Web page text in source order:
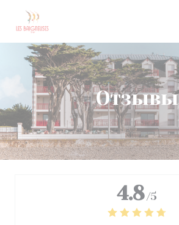
Панель управления cookies
Отзывы
4.8 /5